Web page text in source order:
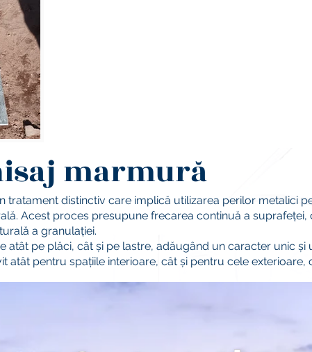
marmură
tratament distinctiv care implică utilizarea perilor metalici
Acest proces presupune frecarea continuă a
a granulației.
atât pe plăci, cât și pe lastre, adăugând un caracter unic
atât pentru spațiile interioare, cât și pentru cele